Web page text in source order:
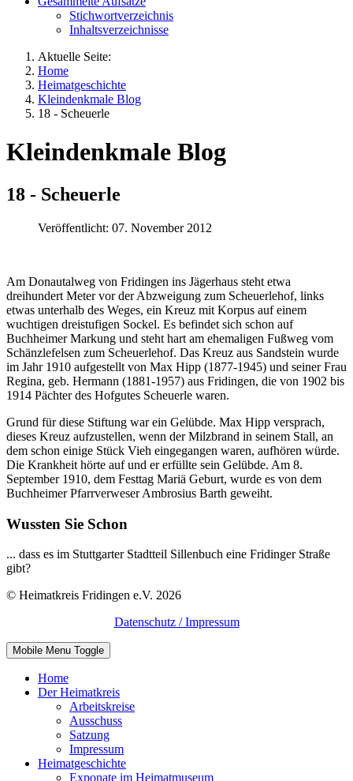
Stichwortverzeichnis
Inhaltsverzeichnisse
Aktuelle Seite:
Home
Heimatgeschichte
Kleindenkmale Blog
18 - Scheuerle
Kleindenkmale Blog
18 - Scheuerle
Veröffentlicht: 07. November 2012
Am Donautalweg von Fridingen ins Jägerhaus steht etwa
dreihundert Meter vor der Abzweigung zum Scheuerlehof, links
etwas unterhalb des Weges, ein Kreuz mit Korpus auf einem
wuchtigen dreistufigen Sockel. Es befindet sich schon auf
Buchheimer Markung und steht hart am ehemaligen Fußweg vom
Schänzlefelsen zum Scheuerlehof. Das Kreuz aus Sandstein wurde
im Jahr 1910 aufgestellt von Max Hipp (1877-1945) und seiner Frau
Regina, geb. Hermann (1881-1957) aus Fridingen, die von 1902 bis
1914 Pächter des Hofgutes Scheuerle waren.
Grund für diese Stiftung war ein Gelübde. Max Hipp versprach,
dieses Kreuz aufzustellen, wenn der Milzbrand in seinem Stall, an
dem schon einige Stück Vieh eingegangen waren, aufhören würde.
Die Krankheit hörte auf und er erfüllte sein Gelübde. Am 8.
September 1910, dem Festtag Mariä Geburt, wurde es von dem
Buchheimer Pfarrverweser Ambrosius Barth geweiht.
Wussten Sie Schon
... dass es im Stuttgarter Stadtteil Sillenbuch eine Fridinger Straße
gibt?
© Heimatkreis Fridingen e.V. 2026
Datenschutz / Impressum
Mobile Menu Toggle
Home
Der Heimatkreis
Arbeitskreise
Ausschuss
Satzung
Impressum
Heimatgeschichte
Exponate im Heimatmuseum